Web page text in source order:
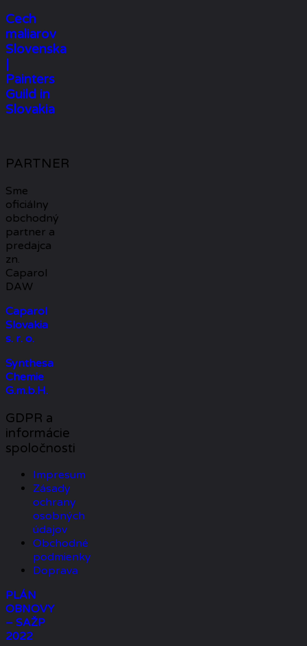
Cech
maliarov
Slovenska
Painters
Guild in
Slovakia
PARTNER
Sme
oficiálny
obchodný
partner a
predajca
zn.
Caparol
DAW
Caparol
Slovakia
s. r. o.
Synthesa
Chemie
G.m.b.H.
GDPR a
informácie
spoločnosti
Impresum
Zásady
ochrany
osobných
údajov
Obchodné
podmienky
Doprava
PLÁN
OBNOVY
– SAŽP
2022